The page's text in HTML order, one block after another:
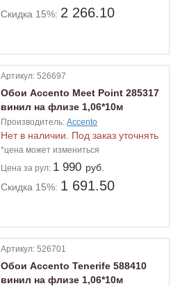
Скидка 15%: 2 266.10
Артикул:526697
Обои Accento Meet Point 285317
винил на флизе 1,06*10м
Производитель:Accento
Нет в наличии. Под заказ уточнять
*цена может измениться
Цена за рул: 1 990 руб.
Скидка 15%: 1 691.50
Артикул:526701
Обои Accento Tenerife 588410
винил на флизе 1,06*10м